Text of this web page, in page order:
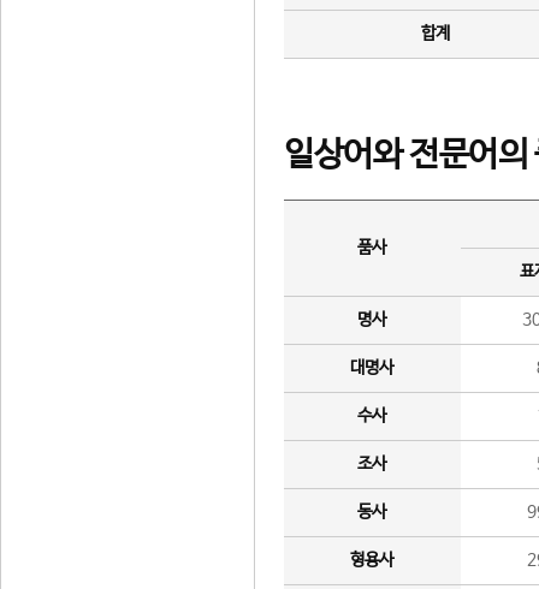
합계
일상어와 전문어의
품사
표
명사
대명사
수사
조사
동사
형용사